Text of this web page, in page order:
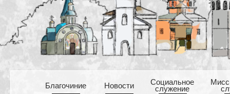
Благочиние Новости Cоциальное
служение